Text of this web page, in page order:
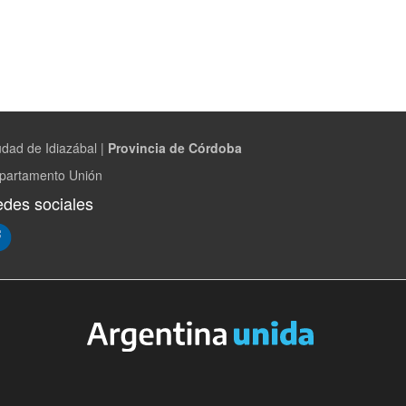
de Idiazábal | Provincia de Córdoba
Unión
sociales